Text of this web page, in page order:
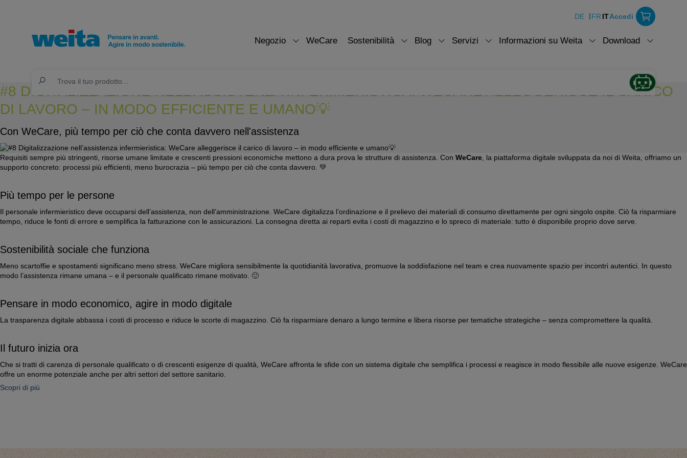
DE FR ITAccedi
Negozio WeCare Sostenibilità Blog Servizi Informazioni su Weita Download
#8 DIGITALIZZAZIONE NELL’ASSISTENZA INFERMIERISTICA: WECARE ALLEGGERISCE IL CARICO
DI LAVORO – IN MODO EFFICIENTE E UMANO💡
Con WeCare, più tempo per ciò che conta davvero nell'assistenza
Requisiti sempre più stringenti, risorse umane limitate e crescenti pressioni economiche mettono a dura prova le strutture di assistenza. Con WeCare , la piattaforma digitale sviluppata da noi di Weita, offriamo un
supporto concreto: processi più efficienti, meno burocrazia – più tempo per ciò che conta davvero. 💚
Più tempo per le persone
Il personale infermieristico deve occuparsi dell’assistenza, non dell’amministrazione. WeCare digitalizza l’ordinazione e il prelievo dei materiali di consumo direttamente per ogni singolo ospite. Ciò fa risparmiare
tempo, riduce le fonti di errore e semplifica la fatturazione con le assicurazioni. La consegna diretta ai reparti evita i costi di magazzino e lo spreco di materiale: tutto è disponibile proprio dove serve.
Sostenibilità sociale che funziona
Meno scartoffie e spostamenti significano meno stress. WeCare migliora sensibilmente la quotidianità lavorativa, promuove la soddisfazione nel team e crea nuovamente spazio per incontri autentici. In questo
modo l’assistenza rimane umana – e il personale qualificato rimane motivato. 🙂
Pensare in modo economico, agire in modo digitale
La trasparenza digitale abbassa i costi di processo e riduce le scorte di magazzino. Ciò fa risparmiare denaro a lungo termine e libera risorse per tematiche strategiche – senza compromettere la qualità.
Il futuro inizia ora
Che si tratti di carenza di personale qualificato o di crescenti esigenze di qualità, WeCare affronta le sfide con un sistema digitale che semplifica i processi e reagisce in modo flessibile alle nuove esigenze. WeCare
offre un enorme potenziale anche per altri settori del settore sanitario.
Scopri di più